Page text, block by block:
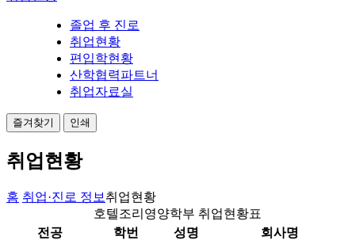
졸업 후 진로
취업현황
편입학현황
산학협력파트너
취업자료실
즐겨찾기 인쇄
취업현황
홈 취업·진로 정보 취업현황
호텔조리영양학부 취업현황표
전공
학번 성명
회사명